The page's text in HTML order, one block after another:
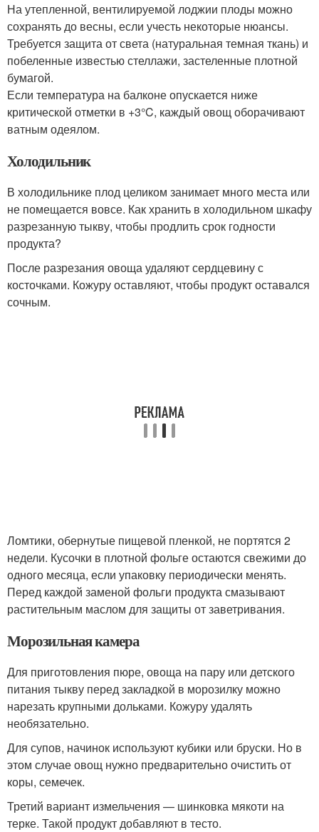
На утепленной, вентилируемой лоджии плоды можно
сохранять до весны, если учесть некоторые нюансы.
Требуется защита от света (натуральная темная ткань) и
побеленные известью стеллажи, застеленные плотной
бумагой.
Если температура на балконе опускается ниже
критической отметки в +3°C, каждый овощ оборачивают
ватным одеялом.
Холодильник
В холодильнике плод целиком занимает много места или
не помещается вовсе. Как хранить в холодильном шкафу
разрезанную тыкву, чтобы продлить срок годности
продукта?
После разрезания овоща удаляют сердцевину с
косточками. Кожуру оставляют, чтобы продукт оставался
сочным.
Ломтики, обернутые пищевой пленкой, не портятся 2
недели. Кусочки в плотной фольге остаются свежими до
одного месяца, если упаковку периодически менять.
Перед каждой заменой фольги продукта смазывают
растительным маслом для защиты от заветривания.
Морозильная камера
Для приготовления пюре, овоща на пару или детского
питания тыкву перед закладкой в морозилку можно
нарезать крупными дольками. Кожуру удалять
необязательно.
Для супов, начинок используют кубики или бруски. Но в
этом случае овощ нужно предварительно очистить от
коры, семечек.
Третий вариант измельчения — шинковка мякоти на
терке. Такой продукт добавляют в тесто.